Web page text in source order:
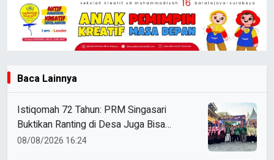
Baca Lainnya
Istiqomah 72 Tahun: PRM Singasari
Buktikan Ranting di Desa Juga Bisa
Bersinar di Tingkat Jawa Tengah
08/08/2026 16:24